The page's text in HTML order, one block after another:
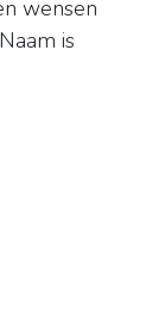
wensen
is